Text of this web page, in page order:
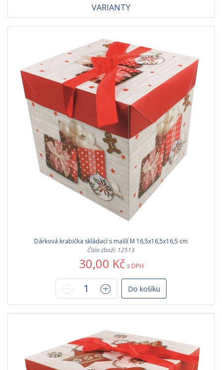
VARIANTY
Dárková krabička skládací s mašlí M 16,5x16,5x16,5 cm
Číslo zboží: 12513
30,00 Kč s DPH
Do košíku